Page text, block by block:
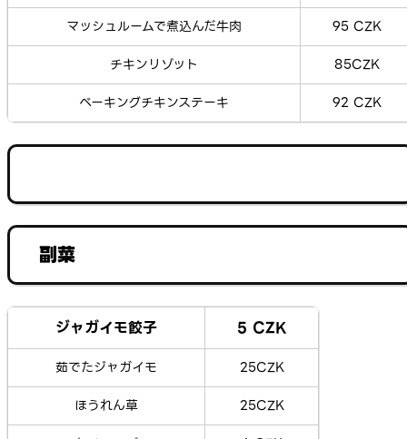
マッシュルームで煮込んだ牛肉
95 CZK
チキンリゾット
85CZK
ベーキングチキンステーキ
92 CZK
副菜
ジャガイモ餃子 5 CZK
茹でたジャガイモ
25CZK
ほうれん草
25CZK